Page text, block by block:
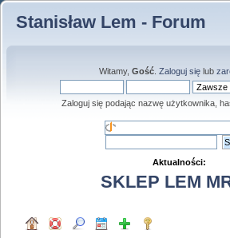
Stanisław Lem - Forum
Witamy, Gość. Zaloguj sięlub
Zaloguj się podając nazwę użytkownika,
Aktualności:
SKLEP LEM